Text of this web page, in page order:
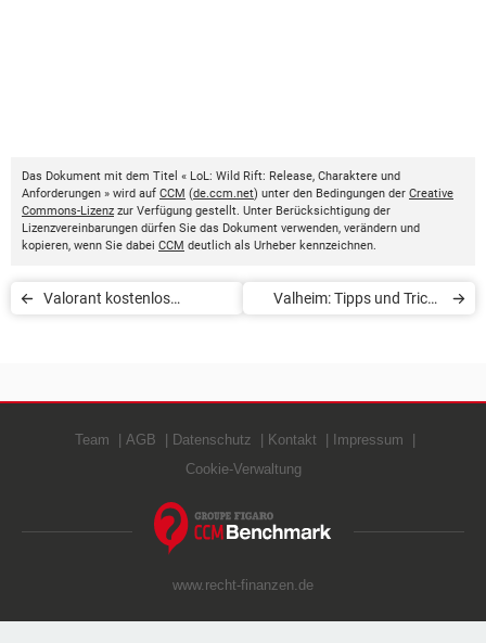
Das Dokument mit dem Titel « LoL: Wild Rift: Release, Charaktere und
Anforderungen » wird auf CCM (de.ccm.net) unter den Bedingungen der Creative
Commons-Lizenz zur Verfügung gestellt. Unter Berücksichtigung der
Lizenzvereinbarungen dürfen Sie das Dokument verwenden, verändern und
kopieren, wenn Sie dabei CCM deutlich als Urheber kennzeichnen.
Valorant kostenlos
Valheim: Tipps und Tricks
Team AGB Datenschutz Kontakt
Impressum
Cookie-Verwaltung
www.recht-finanzen.de